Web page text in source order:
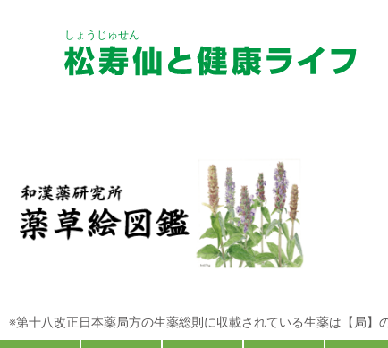
しょうじゅせん
※第十八改正日本薬局方の生薬総則に収載されている生薬は【局】
鹿角配合】えいめいきわみ
しょうじゅのた